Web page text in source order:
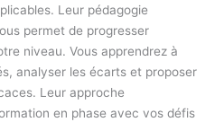
Leur pédagogie
permet de progresser
niveau. Vous apprendrez à
analyser les écarts et proposer
Leur approche
en phase avec vos défis